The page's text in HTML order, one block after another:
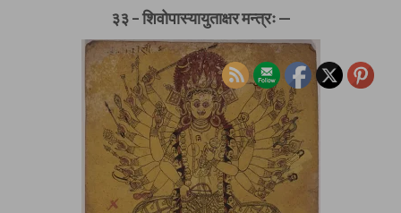
३३ – शिवोपास्यायुताक्षर मन्त्रः —